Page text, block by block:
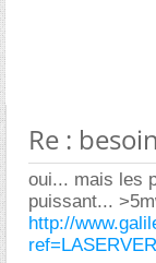
Re :
oui... mais les
puissant...
http://